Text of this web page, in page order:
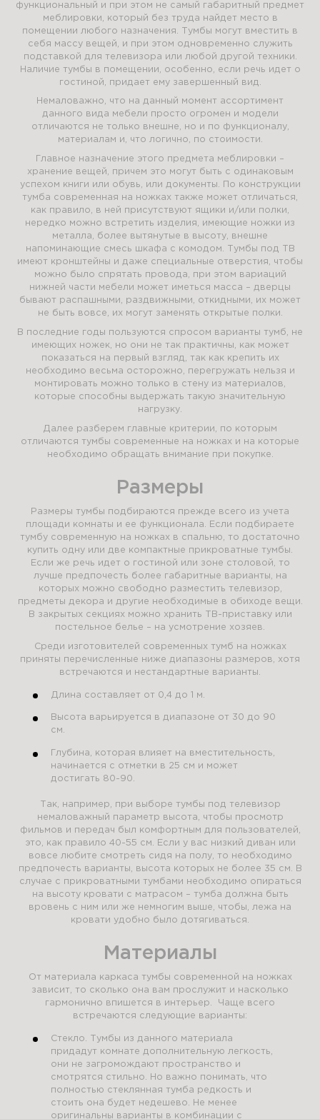
функциональный и при этом не самый габаритный предмет
меблировки, который без труда найдет место в
помещении любого назначения. Тумбы могут вместить в
себя массу вещей, и при этом одновременно служить
подставкой для телевизора или любой другой техники.
Наличие тумбы в помещении, особенно, если речь идет о
гостиной, придает ему завершенный вид.
Немаловажно, что на данный момент ассортимент
данного вида мебели просто огромен и модели
отличаются не только внешне, но и по функционалу,
материалам и, что логично, по стоимости.
Главное назначение этого предмета меблировки –
хранение вещей, причем это могут быть с одинаковым
успехом книги или обувь, или документы. По конструкции
тумба современная на ножках также может отличаться,
как правило, в ней присутствуют ящики и/или полки,
нередко можно встретить изделия, имеющие ножки из
металла, более вытянутые в высоту, внешне
напоминающие смесь шкафа с комодом. Тумбы под ТВ
имеют кронштейны и даже специальные отверстия, чтобы
можно было спрятать провода, при этом вариаций
нижней части мебели может иметься масса – дверцы
бывают распашными, раздвижными, откидными, их может
не быть вовсе, их могут заменять открытые полки.
В последние годы пользуются спросом варианты тумб, не
имеющих ножек, но они не так практичны, как может
показаться на первый взгляд, так как крепить их
необходимо весьма осторожно, перегружать нельзя и
монтировать можно только в стену из материалов,
которые способны выдержать такую значительную
нагрузку.
Далее разберем главные критерии, по которым
отличаются тумбы современные на ножках и на которые
необходимо обращать внимание при покупке.
Размеры
Размеры тумбы подбираются прежде всего из учета
площади комнаты и ее функционала. Если подбираете
тумбу современную на ножках в спальню, то достаточно
купить одну или две компактные прикроватные тумбы.
Если же речь идет о гостиной или зоне столовой, то
лучше предпочесть более габаритные варианты, на
которых можно свободно разместить телевизор,
предметы декора и другие необходимые в обиходе вещи.
В закрытых секциях можно хранить ТВ-приставку или
постельное белье – на усмотрение хозяев.
Среди изготовителей современных тумб на ножках
приняты перечисленные ниже диапазоны размеров, хотя
встречаются и нестандартные варианты.
Длина составляет от 0,4 до 1 м.
Высота варьируется в диапазоне от 30 до 90
см.
Глубина, которая влияет на вместительность,
начинается с отметки в 25 см и может
достигать 80-90.
Так, например, при выборе тумбы под телевизор
немаловажный параметр высота, чтобы просмотр
фильмов и передач был комфортным для пользователей,
это, как правило 40-55 см. Если у вас низкий диван или
вовсе любите смотреть сидя на полу, то необходимо
предпочесть варианты, высота которых не более 35 см. В
случае с прикроватными тумбами необходимо опираться
на высоту кровати с матрасом – тумба должна быть
вровень с ним или же немногим выше, чтобы, лежа на
кровати удобно было дотягиваться.
Материалы
От материала каркаса тумбы современной на ножках
зависит, то сколько она вам прослужит и насколько
гармонично впишется в интерьер. Чаще всего
встречаются следующие варианты:
Стекло. Тумбы из данного материала
придадут комнате дополнительную легкость,
они не загромождают пространство и
смотрятся стильно. Но важно понимать, что
полностью стеклянная тумба редкость и
стоить она будет недешево. Не менее
оригинальны варианты в комбинации с